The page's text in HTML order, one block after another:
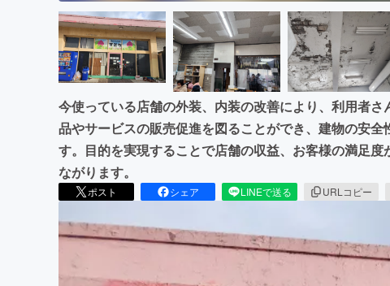
今使っている店舗の外装、内装の改善により、利用者
品やサービスの販売促進を図ることができ、建物の安
す。目的を実現することで店舗の収益、お客様の満足
ながります。
ポスト シェア LINEで送る URLコピー